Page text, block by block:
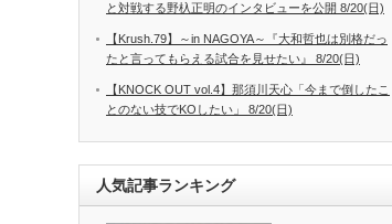
と対戦する野杁正明のインタビューを公開 8/20(日)
【Krush.79】～in NAGOYA～『大和哲也は別格だっ
たと言ってもらえる試合を見せたい』 8/20(日)
【KNOCK OUT vol.4】那須川天心「今まで倒したこ
とのない技でKOしたい」 8/20(日)
人気記事ランキング